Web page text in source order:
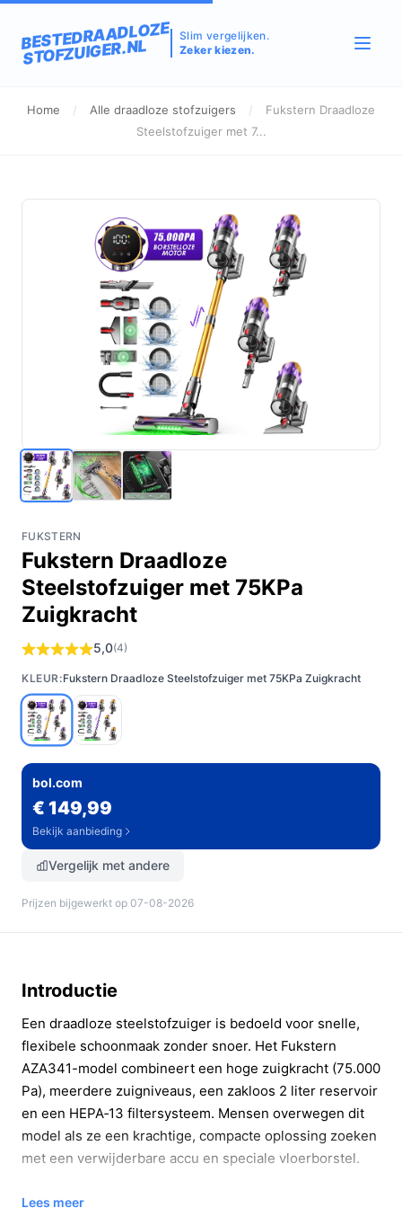
BESTEDRAADLOZE
STOFZUIGER.NL
Slim vergelijken.
Zeker kiezen.
Home / Alle draadloze stofzuigers /
Fukstern Draadloze
Steelstofzuiger met 7...
FUKSTERN
Fukstern Draadloze
Steelstofzuiger met 75KPa
Zuigkracht
5,0(4)
KLEUR:Fukstern Draadloze Steelstofzuiger met 75KPa Zuigkracht
bol.com
€ 149,99
Bekijk aanbieding
Vergelijk met andere
Prijzen bijgewerkt op 07-08-2026
Introductie
Een draadloze steelstofzuiger is bedoeld voor snelle,
flexibele schoonmaak zonder snoer. Het Fukstern
AZA341-model combineert een hoge zuigkracht (75.000
Pa), meerdere zuigniveaus, een zakloos 2 liter reservoir
en een HEPA‑13 filtersysteem. Mensen overwegen dit
model als ze een krachtige, compacte oplossing zoeken
met een verwijderbare accu en speciale vloerborstel.
In 20 seconden beslissen
Lees meer